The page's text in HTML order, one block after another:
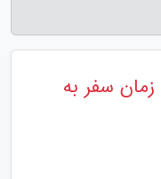
زمان سفر به